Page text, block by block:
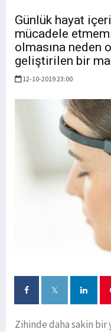
Günlük hayat
mücadele
olmasına neden
geliştirilen bir
12-10-2019 23:00
Zihinde daha sakin